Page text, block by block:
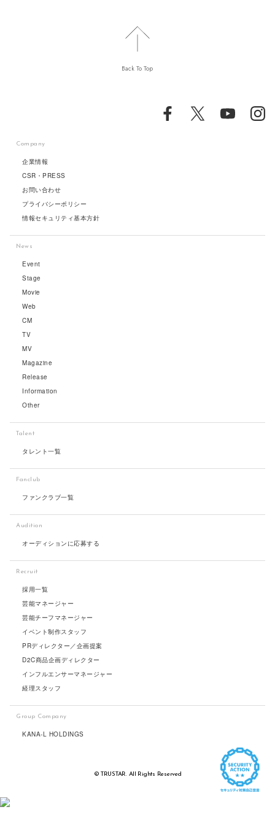
Back To Top
Company
企業情報
CSR・PRESS
お問い合わせ
プライバシーポリシー
情報セキュリティ基本方針
News
Event
Stage
Movie
Web
CM
TV
MV
Magazine
Release
Information
Other
Talent
タレント一覧
Fanclub
ファンクラブ一覧
Audition
オーディションに応募する
Recruit
採用一覧
芸能マネージャー
芸能チーフマネージャー
イベント制作スタッフ
PRディレクター／企画提案
D2C商品企画ディレクター
インフルエンサーマネージャー
経理スタッフ
Group Company
KANA-L HOLDINGS
© TRUSTAR. All Rights Reserved